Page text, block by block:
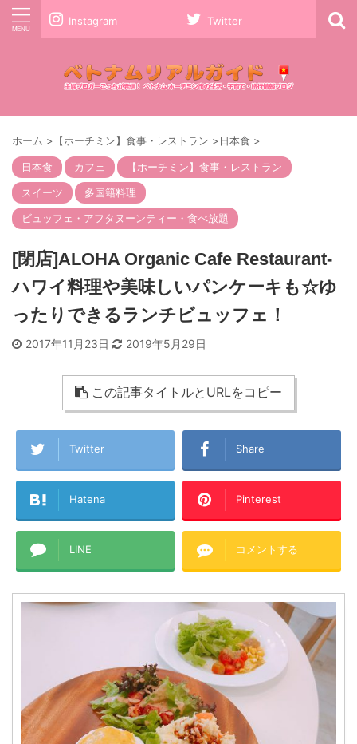
Instagram Twitter
ホーム > 【ホーチミン】食事・レストラン >日本食 >
日本食 カフェ
【ホーチミン】食事・レストラン
スイーツ
多国籍料理
ビュッフェ・アフタヌーンティー・食べ放題
[閉店]ALOHA Organic Cafe Restaurant-
ハワイ料理や美味しいパンケーキも☆ゆ
ったりできるランチビュッフェ！
2017年11月23日 2019年5月29日
この記事タイトルとURLをコピー
Twitter Share
Hatena Pinterest
LINE コメントする